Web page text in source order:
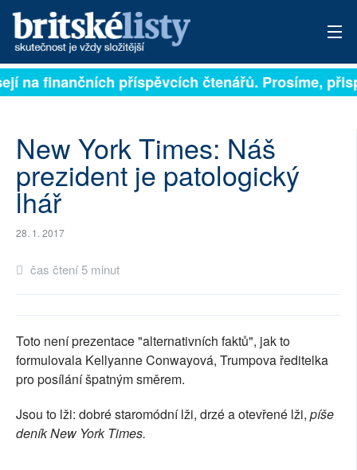
PŘIHLÁSIT
ARCHIV
ROZHOVORY
TÉMATA
NEJČTENĚJŠÍ ZA 7 DNÍ
PŘÍSPĚVKY NA PROVOZ
SOCIÁLNÍ SÍTĚ
RUBRIKY
na finančních příspěvcích čtenářů. Prosíme,
New York Times: Náš
prezident je patologický
lhář
28. 1. 2017
čas čtení 5 minut
Toto není prezentace "alternativních faktů", jak to
formulovala Kellyanne Conwayová, Trumpova ředitelka
pro posílání špatným směrem.
Jsou to lži: dobré staromódní lži, drzé a otevřené lži, píše
deník New York Times.